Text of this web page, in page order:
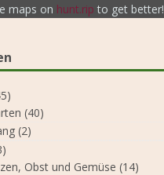
maps on hunt.rip to get better!
(40)
(2)
Obst und Gemüse (14)